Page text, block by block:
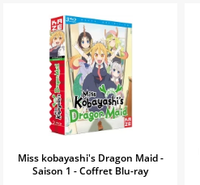
Miss kobayashi's Dragon Maid -
Saison 1 - Coffret Blu-ray